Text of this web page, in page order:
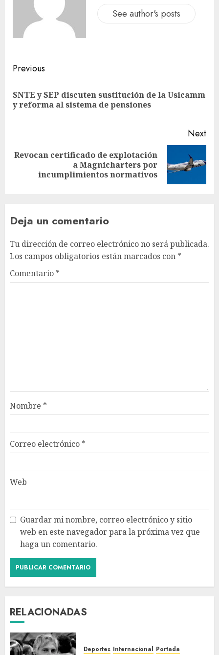
See author's posts
Previous
SNTE y SEP discuten sustitución de la Usicamm
y reforma al sistema de pensiones
Next
Revocan certificado de explotación
a Magnicharters por
incumplimientos normativos
Deja un comentario
Tu dirección de correo electrónico no será publicada.
Los campos obligatorios están marcados con *
Comentario *
Nombre *
Correo electrónico *
Web
Guardar mi nombre, correo electrónico y sitio
web en este navegador para la próxima vez que
haga un comentario.
RELACIONADAS
Deportes Internacional Portada